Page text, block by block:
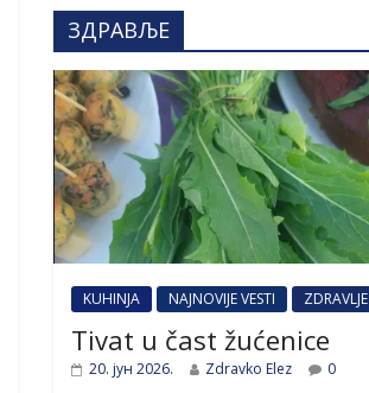
ЗДРАВЉЕ
KUHINJA NAJNOVIJE VESTI ZDRAVLJE
Tivat u čast žućenice
20. јун 2026. Zdravko Elez 0